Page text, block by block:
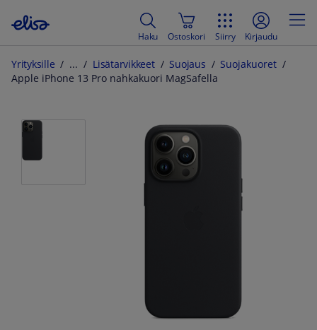
Haku Ostoskori Siirry Kirjaudu
Yrityksille Lisätarvikkeet Suojaus
Suojakuoret
Apple iPhone 13 Pro nahkakuori MagSafella